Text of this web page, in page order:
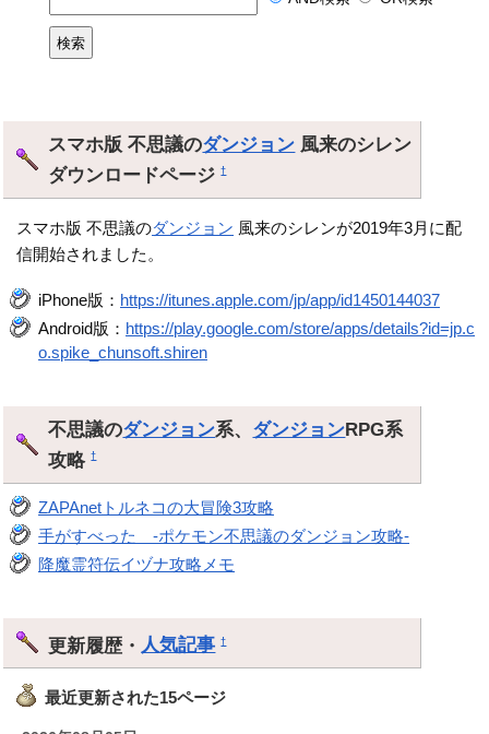
スマホ版 不思議のダンジョン 風来のシレン
ダウンロードページ†
スマホ版 不思議のダンジョン 風来のシレンが2019年3月に配
信開始されました。
iPhone版： https://itunes.apple.com/jp/app/id1450144037
Android版： https://play.google.com/store/apps/details?id=jp.c
o.spike_chunsoft.shiren
不思議のダンジョン系、 ダンジョンRPG系
攻略†
ZAPAnetトルネコの大冒険3攻略
手がすべった -ポケモン不思議のダンジョン攻略-
降魔霊符伝イヅナ攻略メモ
更新履歴・ 人気記事 †
最近更新された15ページ